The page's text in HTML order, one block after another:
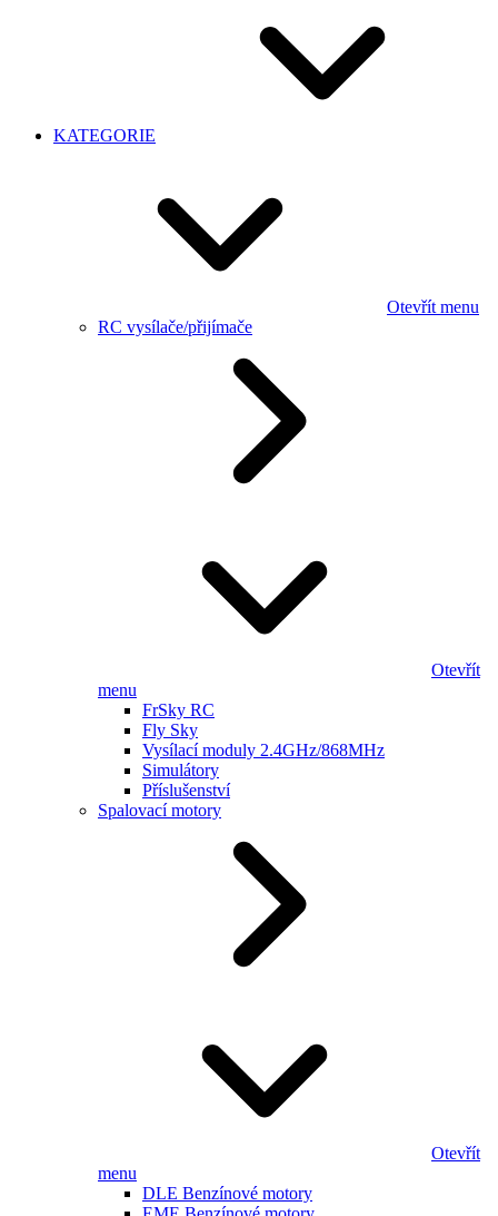
KATEGORIE
Otevřít menu
RC vysílače/přijímače
Otevřít
menu
FrSky RC
Fly Sky
Vysílací moduly 2.4GHz/868MHz
Simulátory
Příslušenství
Spalovací motory
Otevřít
menu
DLE Benzínové motory